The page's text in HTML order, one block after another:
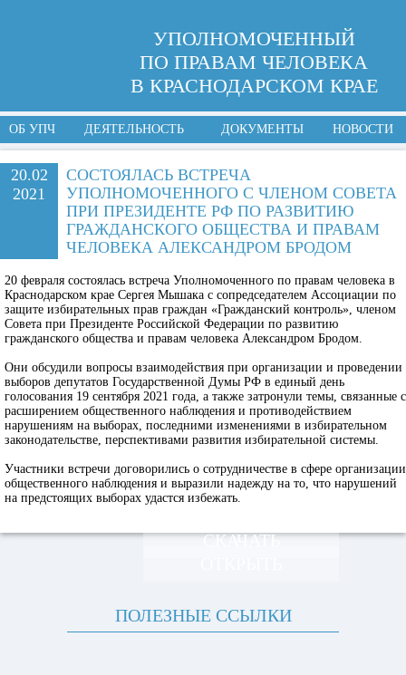
УПОЛНОМОЧЕННЫЙ
ПО ПРАВАМ ЧЕЛОВЕКА
В КРАСНОДАРСКОМ КРАЕ
ОБ УПЧ ДЕЯТЕЛЬНОСТЬ ДОКУМЕНТЫ НОВОСТИ
20.02
2021
СОСТОЯЛАСЬ ВСТРЕЧА
УПОЛНОМОЧЕННОГО С ЧЛЕНОМ СОВЕТА
ПРИ ПРЕЗИДЕНТЕ РФ ПО РАЗВИТИЮ
ГРАЖДАНСКОГО ОБЩЕСТВА И ПРАВАМ
ЧЕЛОВЕКА АЛЕКСАНДРОМ БРОДОМ
20 февраля состоялась встреча Уполномоченного по правам человека в
Краснодарском крае Сергея Мышака с сопредседателем Ассоциации по
защите избирательных прав граждан «Гражданский контроль», членом
Совета при Президенте Российской Федерации по развитию
гражданского общества и правам человека Александром Бродом.
Они обсудили вопросы взаимодействия при организации и проведении
выборов депутатов Государственной Думы РФ в единый день
голосования 19 сентября 2021 года, а также затронули темы, связанные с
расширением общественного наблюдения и противодействием
нарушениям на выборах, последними изменениями в избирательном
законодательстве, перспективами развития избирательной системы.
Участники встречи договорились о сотрудничестве в сфере организации
общественного наблюдения и выразили надежду на то, что нарушений
на предстоящих выборах удастся избежать.
СКАЧАТЬ
ПОЛЕЗНЫЕ ССЫЛКИ